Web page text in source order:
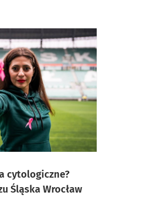
cytologiczne?
Śląska Wrocław